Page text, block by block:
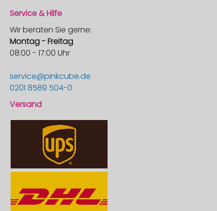
Service & Hilfe
Wir beraten Sie gerne:
Montag - Freitag
08:00 - 17:00 Uhr
service@pinkcube.de
0201 8589 504-0
Versand